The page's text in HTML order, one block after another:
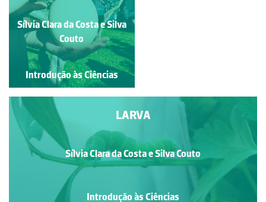
Paula Cristina de Almeida
Maria Castelhano
Introdução às Ciências
Sílvia Clara da Costa e Silva
Couto
Introdução às Ciências
LARVA
Sílvia Clara da Costa e Silva Couto
Introdução às Ciências